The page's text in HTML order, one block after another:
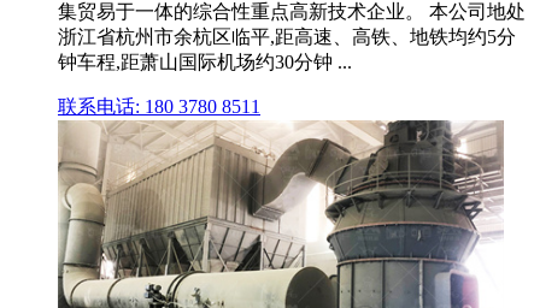
集贸易于一体的综合性重点高新技术企业。 本公司地处
浙江省杭州市余杭区临平,距高速、高铁、地铁均约5分
钟车程,距萧山国际机场约30分钟 ...
联系电话: 180 3780 8511